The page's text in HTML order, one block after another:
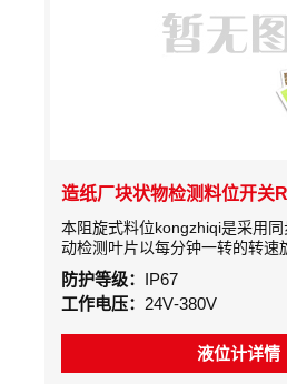
造纸厂块状物检测料位开关
本阻旋式料位kongzhiqi是采用
动检测叶片以每分钟一转的转速
位上升使叶片的转动受到阻碍时
产生旋转位移。此位移先使一个
料位信号。同时另一个微动开关
防护等级： IP67
工作电压： 24V-380V
液位计详情